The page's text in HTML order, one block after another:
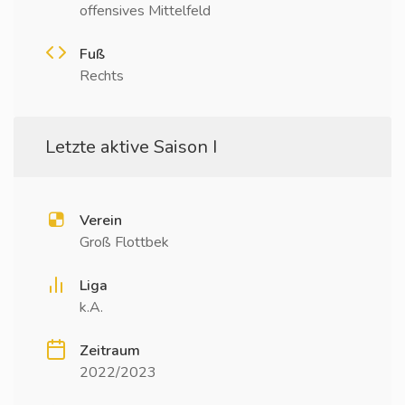
offensives Mittelfeld
Fuß
Rechts
Letzte aktive Saison I
Verein
Groß Flottbek
Liga
k.A.
Zeitraum
2022/2023